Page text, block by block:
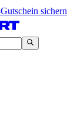
sichern